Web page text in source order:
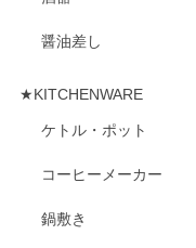
醤油差し
★KITCHENWARE
ケトル・ポット
コーヒーメーカー
鍋敷き